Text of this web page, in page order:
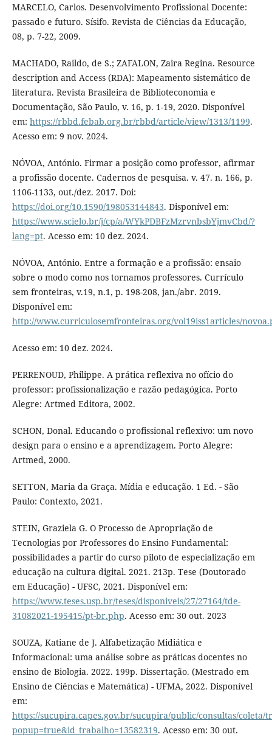
MARCELO, Carlos. Desenvolvimento Profissional Docente:
passado e futuro. Sísifo. Revista de Ciências da Educação,
08, p. 7-22, 2009.
MACHADO, Raildo, de S.; ZAFALON, Zaira Regina. Resource
description and Access (RDA): Mapeamento sistemático de
literatura. Revista Brasileira de Biblioteconomia e
Documentação, São Paulo, v. 16, p. 1-19, 2020. Disponível
em: https://rbbd.febab.org.br/rbbd/article/view/1313/1199.
Acesso em: 9 nov. 2024.
NÓVOA, António. Firmar a posição como professor, afirmar
a profissão docente. Cadernos de pesquisa. v. 47. n. 166, p.
1106-1133, out./dez. 2017. Doi:
https://doi.org/10.1590/198053144843. Disponível em:
https://www.scielo.br/j/cp/a/WYkPDBFzMzrvnbsbYjmvCbd/?
lang=pt. Acesso em: 10 dez. 2024.
NÓVOA, António. Entre a formação e a profissão: ensaio
sobre o modo como nos tornamos professores. Currículo
sem fronteiras, v.19, n.1, p. 198-208, jan./abr. 2019.
Disponível em:
http://www.curriculosemfronteiras.org/vol19iss1articles/
Acesso em: 10 dez. 2024.
PERRENOUD, Philippe. A prática reflexiva no ofício do
professor: profissionalização e razão pedagógica. Porto
Alegre: Artmed Editora, 2002.
SCHON, Donal. Educando o profissional reflexivo: um novo
design para o ensino e a aprendizagem. Porto Alegre:
Artmed, 2000.
SETTON, Maria da Graça. Mídia e educação. 1 Ed. - São
Paulo: Contexto, 2021.
STEIN, Graziela G. O Processo de Apropriação de
Tecnologias por Professores do Ensino Fundamental:
possibilidades a partir do curso piloto de especialização em
educação na cultura digital. 2021. 213p. Tese (Doutorado
em Educação) - UFSC, 2021. Disponível em:
https://www.teses.usp.br/teses/disponiveis/27/27164/tde-
31082021-195415/pt-br.php. Acesso em: 30 out. 2023
SOUZA, Katiane de J. Alfabetização Midiática e
Informacional: uma análise sobre as práticas docentes no
ensino de Biologia. 2022. 199p. Dissertação. (Mestrado em
Ensino de Ciências e Matemática) - UFMA, 2022. Disponível
em:
https://sucupira.capes.gov.br/sucupira/public/consultas/coleta/
popup=true&id_trabalho=13582319. Acesso em: 30 out.